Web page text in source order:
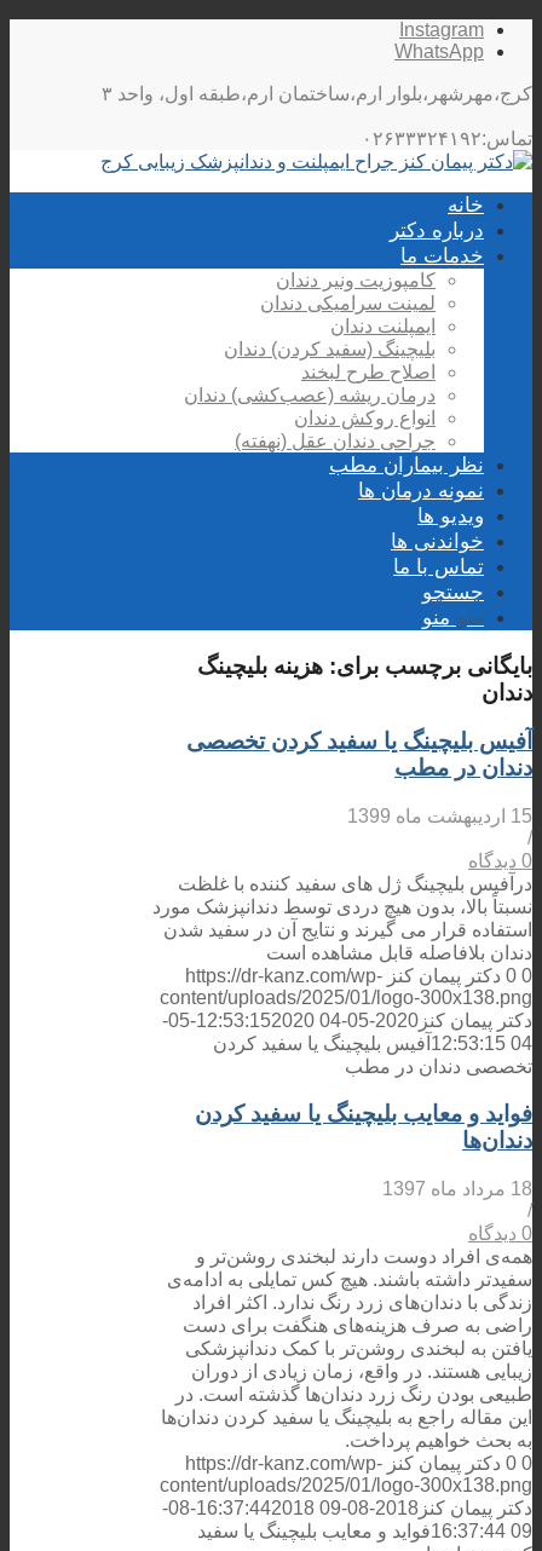
Instagram
WhatsApp
کرج،مهرشهر،بلوار ارم،ساختمان ارم،طبقه اول، واحد ۳
تماس:۰۲۶۳۳۳۲۴۱۹۲
خانه
درباره دکتر
خدمات ما
کامپوزیت ونیر دندان
لمینت سرامیکی دندان
ایمپلنت دندان
بلیچینگ (سفید کردن) دندان
اصلاح طرح لبخند
درمان ریشه (عصب‌کشی) دندان
انواع روکش دندان
جراحی دندان عقل (نهفته)
نظر بیماران مطب
نمونه درمان ها
ویدیو ها
خواندنی ها
تماس با ما
جستجو
منو منو
بایگانی برچسب برای: هزینه بلیچینگ
دندان
آفیس بلیچینگ یا سفید کردن تخصصی
دندان در مطب
15 اردیبهشت ماه 1399
/
0 دیدگاه
درآفیس بلیچینگ ژل های سفید کننده با غلظت
نسبتاً بالا، بدون هیچ دردی توسط دندانپزشک مورد
استفاده قرار می گیرند و نتایج آن در سفید شدن
دندان بلافاصله قابل مشاهده است
0
0 دکتر پیمان کنز https://dr-kanz.com/wp-
content/uploads/2025/01/logo-300x138.png
دکتر پیمان کنز 2020-05-04 12:53:15
2020-05-
04 12:53:15
آفیس بلیچینگ یا سفید کردن
تخصصی دندان در مطب
فواید و معایب بلیچینگ یا سفید کردن
دندان‌ها
18 مرداد ماه 1397
/
0 دیدگاه
همه‌ی افراد دوست دارند لبخندی روشن‌تر و
سفیدتر داشته باشند. هیچ کس تمایلی به ادامه‌ی
زندگی با دندان‌های زرد رنگ ندارد. اکثر افراد
راضی به صرف هزینه‌های هنگفت برای دست
یافتن به لبخندی روشن‌تر با کمک دندانپزشکی
زیبایی هستند. در واقع، زمان زیادی از دوران
طبیعی بودن رنگ زرد دندان‌ها گذشته است. در
این مقاله راجع به بلیچینگ یا سفید کردن دندان‌ها
به بحث خواهیم پرداخت.
0
0 دکتر پیمان کنز https://dr-kanz.com/wp-
content/uploads/2025/01/logo-300x138.png
دکتر پیمان کنز 2018-08-09 16:37:44
2018-08-
09 16:37:44
فواید و معایب بلیچینگ یا سفید